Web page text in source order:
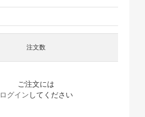
注文数
ご注文には
ログイン してください